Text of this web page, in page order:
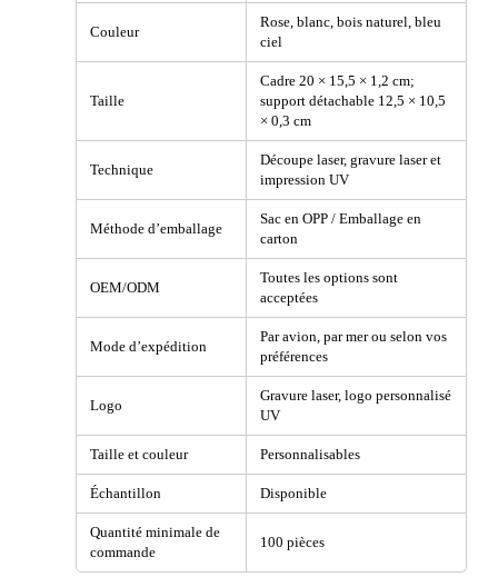
Couleur
Rose, blanc, bois naturel, bleu
ciel
Taille
Cadre 20 × 15,5 × 1,2 cm;
support détachable 12,5 × 10,5
× 0,3 cm
Technique
Découpe laser, gravure laser et
impression UV
Méthode d’emballage
Sac en OPP / Emballage en
carton
OEM/ODM
Toutes les options sont
acceptées
Mode d’expédition
Par avion, par mer ou selon vos
préférences
Logo
Gravure laser, logo personnalisé
UV
Taille et couleur Personnalisables
Échantillon Disponible
Quantité minimale de
commande
100 pièces